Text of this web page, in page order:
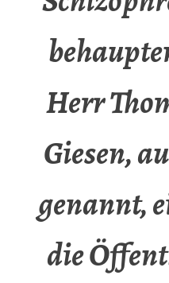
Herr
Giesen,
genannt,
die